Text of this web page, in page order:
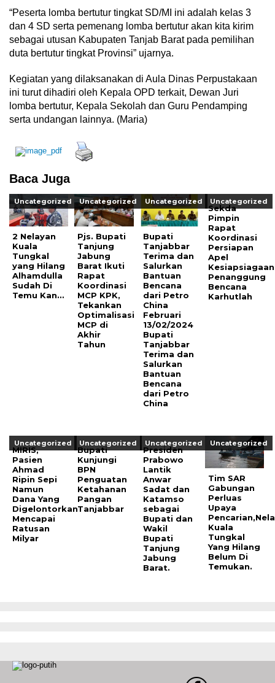
“Peserta lomba bertutur tingkat SD/MI ini adalah kelas 3
dan 4 SD serta pemenang lomba bertutur akan kita kirim
sebagai utusan Kabupaten Tanjab Barat pada pemilihan
duta bertutur tingkat Provinsi” ujarnya.
Kegiatan yang dilaksanakan di Aula Dinas Perpustakaan
ini turut dihadiri oleh Kepala OPD terkait, Dewan Juri
lomba bertutur, Kepala Sekolah dan Guru Pendamping
serta undangan lainnya. (Maria)
Baca Juga
Uncategorized
2 Nelayan
Kuala
Tungkal
yang Hilang
Alhamdulla
Sudah Di
Temu Kan…
Uncategorized
Pjs. Bupati
Tanjung
Jabung
Barat Ikuti
Rapat
Koordinasi
MCP KPK,
Tekankan
Optimalisasi
MCP di
Akhir
Tahun
Uncategorized
Bupati
Tanjabbar
Terima dan
Salurkan
Bantuan
Bencana
dari Petro
China
Februari
13/02/2024
Bupati
Tanjabbar
Terima dan
Salurkan
Bantuan
Bencana
dari Petro
China
Uncategorized
Sekda
Pimpin
Rapat
Koordinasi
Persiapan
Apel
Kesiapsiagaan
Penanggung
Bencana
Karhutlah
Uncategorized
MIRIS,
Pasien
Ahmad
Ripin Sepi
Namun
Dana Yang
Digelontorkan
Mencapai
Ratusan
Milyar
Uncategorized
Bupati
Kunjungi
BPN
Penguatan
Ketahanan
Pangan
Tanjabbar
Uncategorized
Presiden
Prabowo
Lantik
Anwar
Sadat dan
Katamso
sebagai
Bupati dan
Wakil
Bupati
Tanjung
Jabung
Barat.
Uncategorized
Tim SAR
Gabungan
Perluas
Upaya
Kuala
Tungkal
Yang Hilang
Belum Di
Temukan.